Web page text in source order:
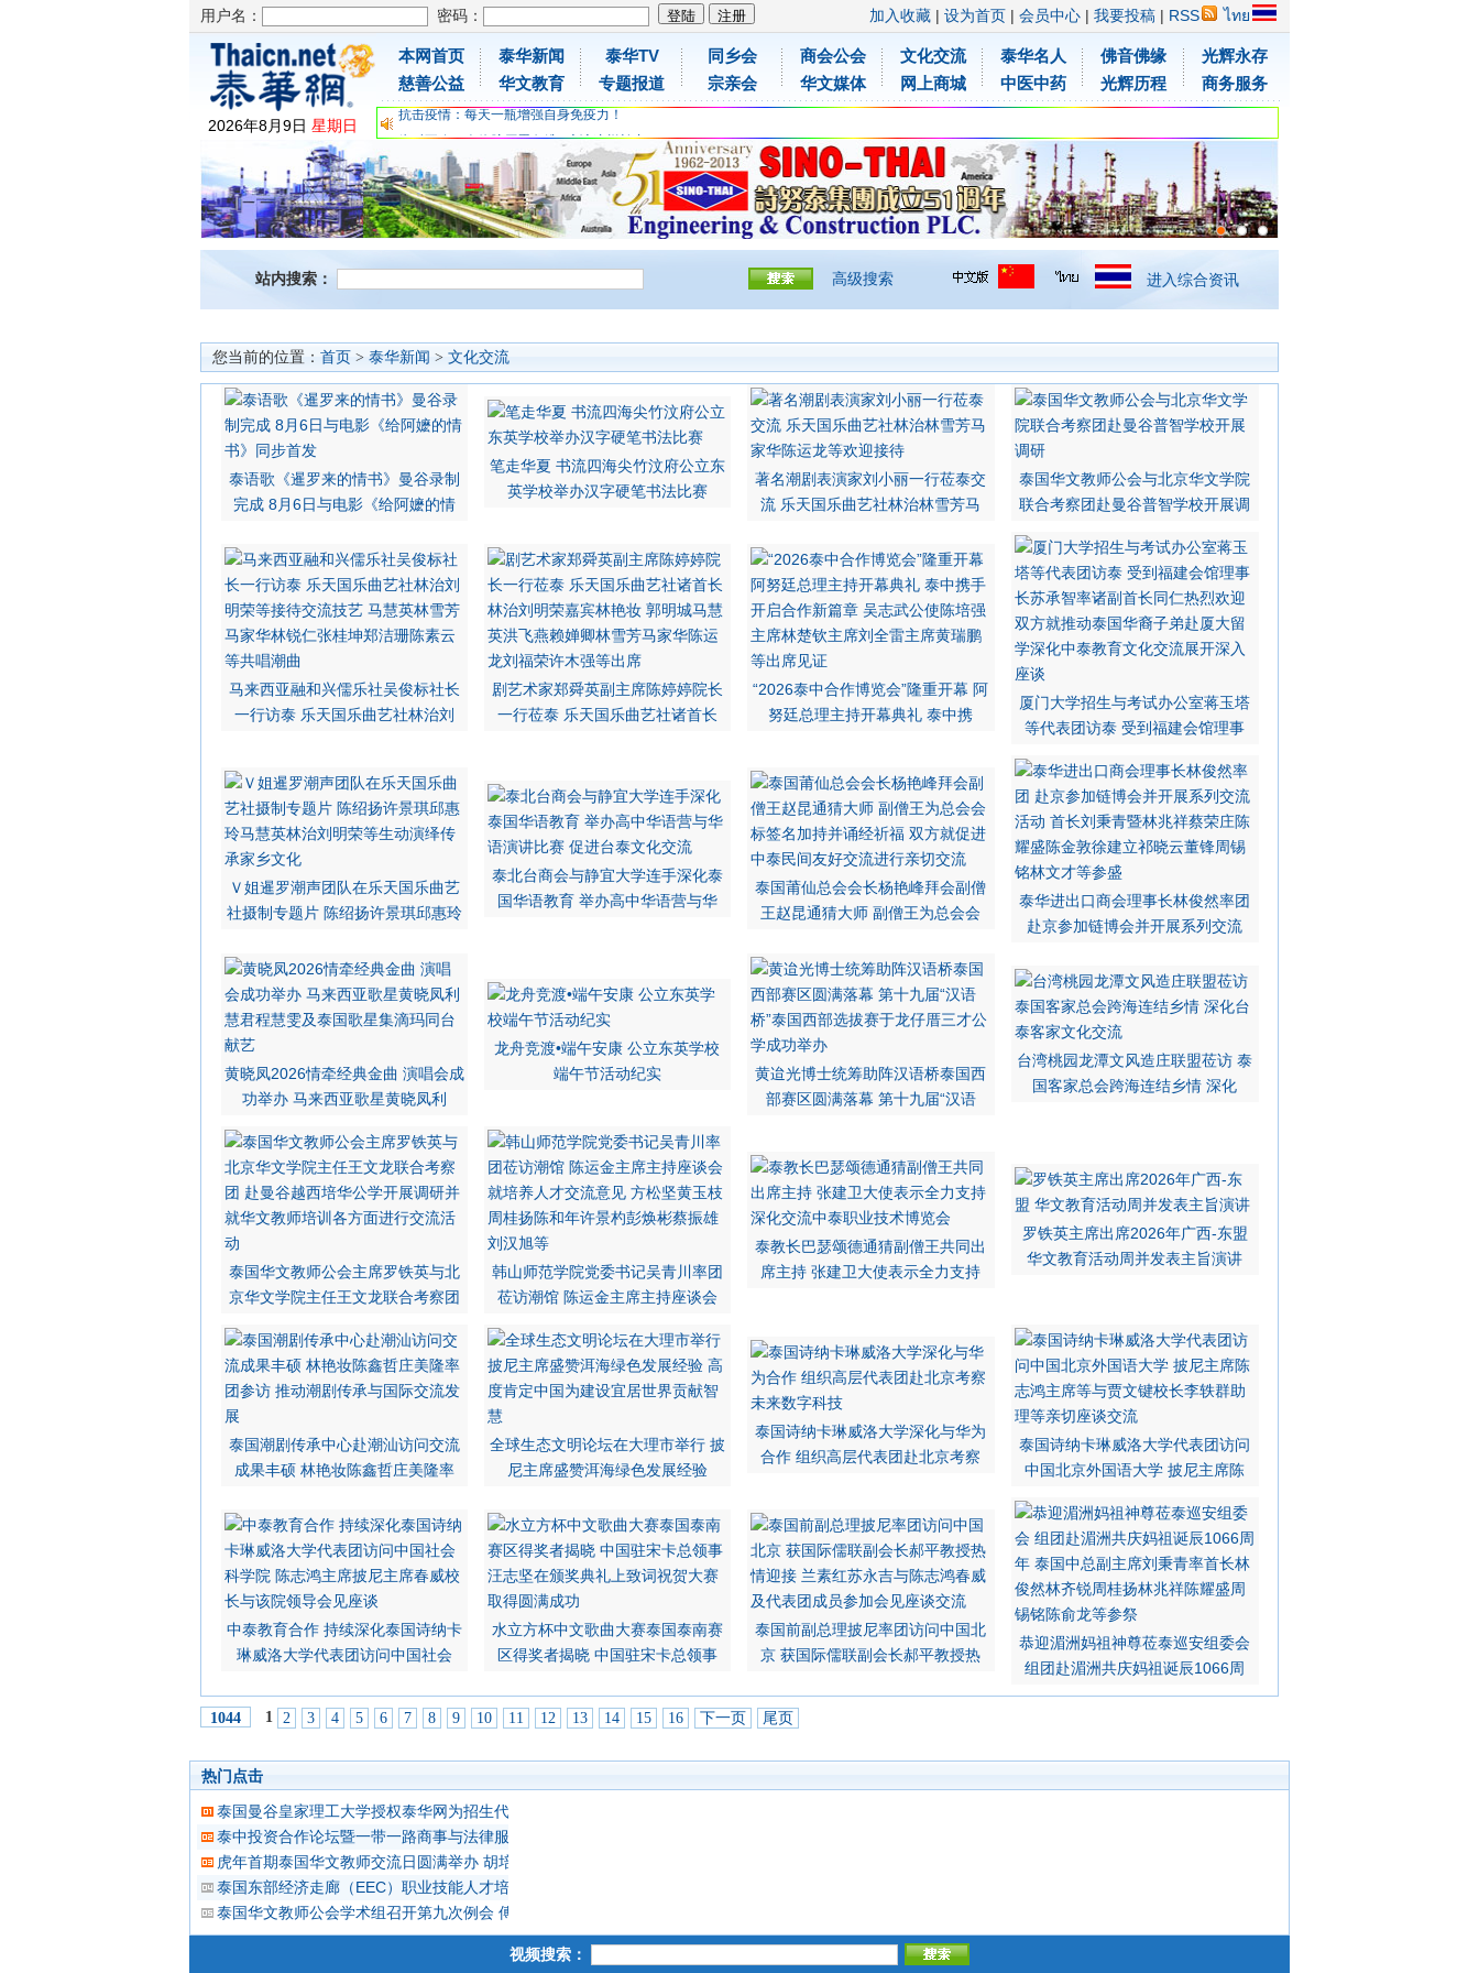
用户名： 密码： 加入收藏 | 设为首页 | 会员中心 | 我要投稿 | RSS ไทย
2026年8月9日 星期日
本网首页
慈善公益
泰华新闻
华文教育
泰华TV
专题报道
同乡会
宗亲会
商会公会
华文媒体
文化交流
网上商城
泰华名人
中医中药
佛音佛缘
光辉历程
光辉永存
商务服务
为时不晚，人体胶原蛋白维C应该这样补充
关爱儿童健康，免费领取日本原装尤妮佳超立体儿童防飞沫口罩
抗击疫情：每天一瓶增强自身免疫力！
为时不晚，人体胶原蛋白维C应该这样补充
关爱儿童健康，免费领取日本原装尤妮佳超立体儿童防飞沫口罩
抗击疫情：每天一瓶增强自身免疫力！
站内搜索： 高级搜索 进入综合资讯
您当前的位置： 首页 > 泰华新闻 > 文化交流
泰语歌《暹罗来的情书》曼谷录制
完成 8月6日与电影《给阿嬷的情
笔走华夏 书流四海尖竹汶府公立东
英学校举办汉字硬笔书法比赛
著名潮剧表演家刘小丽一行莅泰交
流 乐天国乐曲艺社林治林雪芳马
泰国华文教师公会与北京华文学院
联合考察团赴曼谷普智学校开展调
马来西亚融和兴儒乐社吴俊标社长
一行访泰 乐天国乐曲艺社林治刘
剧艺术家郑舜英副主席陈婷婷院长
一行莅泰 乐天国乐曲艺社诸首长
“2026泰中合作博览会”隆重开幕 阿
努廷总理主持开幕典礼 泰中携
厦门大学招生与考试办公室蒋玉塔
等代表团访泰 受到福建会馆理事
Ｖ姐暹罗潮声团队在乐天国乐曲艺
社摄制专题片 陈绍扬许景琪邱惠玲
泰北台商会与静宜大学连手深化泰
国华语教育 举办高中华语营与华
泰国莆仙总会会长杨艳峰拜会副僧
王赵昆通猜大师 副僧王为总会会
泰华进出口商会理事长林俊然率团
赴京参加链博会并开展系列交流
黄晓凤2026情牵经典金曲 演唱会成
功举办 马来西亚歌星黄晓凤利
龙舟竞渡•端午安康 公立东英学校
端午节活动纪实
黄迨光博士统筹助阵汉语桥泰国西
部赛区圆满落幕 第十九届“汉语
台湾桃园龙潭文风造庄联盟莅访 泰
国客家总会跨海连结乡情 深化
泰国华文教师公会主席罗铁英与北
京华文学院主任王文龙联合考察团
韩山师范学院党委书记吴青川率团
莅访潮馆 陈运金主席主持座谈会
泰教长巴瑟颂德通猜副僧王共同出
席主持 张建卫大使表示全力支持
罗铁英主席出席2026年广西-东盟
华文教育活动周并发表主旨演讲
泰国潮剧传承中心赴潮汕访问交流
成果丰硕 林艳妆陈鑫哲庄美隆率
全球生态文明论坛在大理市举行 披
尼主席盛赞洱海绿色发展经验
泰国诗纳卡琳威洛大学深化与华为
合作 组织高层代表团赴北京考察
泰国诗纳卡琳威洛大学代表团访问
中国北京外国语大学 披尼主席陈
中泰教育合作 持续深化泰国诗纳卡
琳威洛大学代表团访问中国社会
水立方杯中文歌曲大赛泰国泰南赛
区得奖者揭晓 中国驻宋卡总领事
泰国前副总理披尼率团访问中国北
京 获国际儒联副会长郝平教授热
恭迎湄洲妈祖神尊莅泰巡安组委会
组团赴湄洲共庆妈祖诞辰1066周
1044 1 2 3 4 5 6 7 8 9 10 11 12 13 14 15 16 下一页 尾页
热门点击
泰国曼谷皇家理工大学授权泰华网为招生代理
泰中投资合作论坛暨一带一路商事与法律服务中心、海南省贸促会驻泰国代表处揭牌仪式成功举行 泰国副总理阿努廷、中国大使馆王立平公参、泰
虎年首期泰国华文教师交流日圆满举办 胡培安教授解读海外华文教育与国际中文教育的分野 罗宗正主席致词、傅增有教授总结、高惠敏副教授主持
泰国东部经济走廊（EEC）职业技能人才培养高峰论坛成功举办 颂德通猜副僧王临主持指导高等教育创新部长阿奈博士等发言 韩志强大使致词祝愿共同
泰国华文教师公会学术组召开第九次例会 傅增有教授、胡培安教授发言出谋划策 罗宗正主席委托郭晓辉副主席代为致谢
视频搜索：